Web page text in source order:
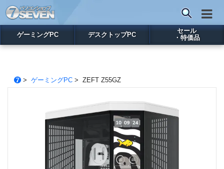
ゲーミングPC デスクトップPC
セール
・特価品
> ゲーミングPC> ZEFT Z55GZ